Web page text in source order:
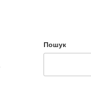
Пошук